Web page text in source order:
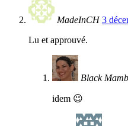
MadeInCH 3
Lu et approuvé.
Black
idem 😉